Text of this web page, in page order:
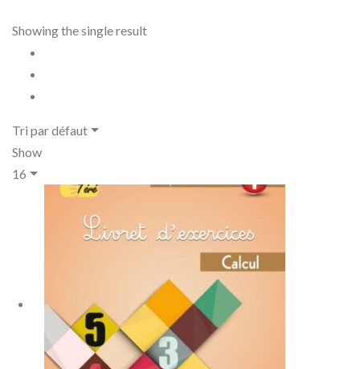
Showing the single result
Tri par défaut
Show
16